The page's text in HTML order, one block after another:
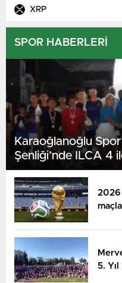
XRP
SPOR HABERLERİ
Karaoğlanoğlu
Şenliği’nde ILCA 4
Yarışları
2026
5. Yıl